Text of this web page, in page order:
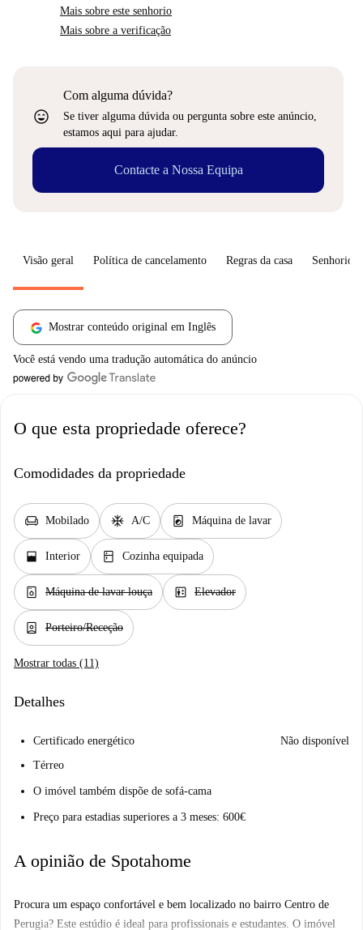
Mais sobre este senhorio
Mais sobre a verificação
sentiment_very_satisfied
Com alguma dúvida?
Se tiver alguma dúvida ou pergunta sobre este anúncio,
estamos aqui para ajudar.
Contacte a Nossa Equipa
Visão geral Política de cancelamento Regras da casa Senhorio
Mostrar conteúdo original em Inglês
Você está vendo uma tradução automática do anúncio
O que esta propriedade oferece?
Comodidades da propriedade
chair Mobilado ac_unit A/C local_laundry_service Máquina de lavar
window_open Interior kitchen Cozinha equipada
dishwasher_gen Máquina de lavar louça elevator Elevador
person_book Porteiro/Receção
Mostrar todas (11)
Detalhes
Certificado energético
Não disponível
Térreo
O imóvel também dispõe de sofá-cama
Preço para estadias superiores a 3 meses: 600€
A opinião de Spotahome
Procura um espaço confortável e bem localizado no bairro Centro de
Perugia? Este estúdio é ideal para profissionais e estudantes. O imóvel